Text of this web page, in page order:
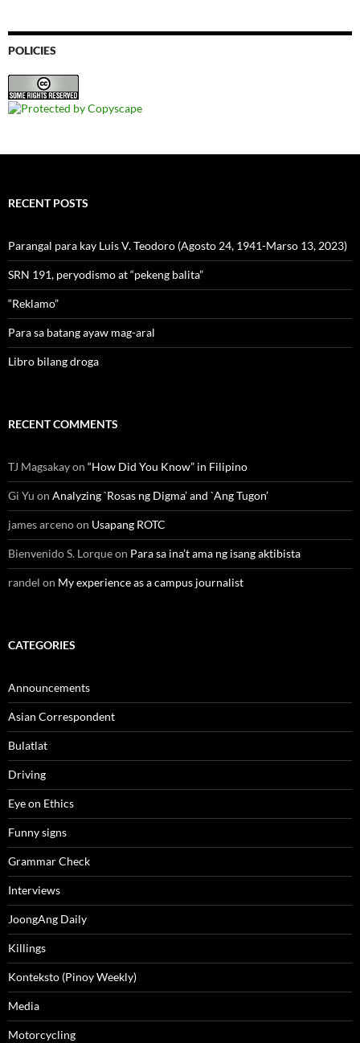
POLICIES
RECENT POSTS
Parangal para kay Luis V. Teodoro (Agosto 24, 1941-Marso 13, 2023)
SRN 191, peryodismo at “pekeng balita”
“Reklamo”
Para sa batang ayaw mag-aral
Libro bilang droga
RECENT COMMENTS
TJ Magsakayon “How Did You Know” in Filipino
Gi Yu on Analyzing `Rosas ng Digma’ and `Ang Tugon’
james arcenoon Usapang ROTC
Bienvenido S. Lorqueon Para sa ina’t ama ng isang aktibista
randel on My experience as a campus journalist
CATEGORIES
Announcements
Asian Correspondent
Bulatlat
Driving
Eye on Ethics
Funny signs
Grammar Check
Interviews
JoongAng Daily
Killings
Konteksto (Pinoy Weekly)
Media
Motorcycling